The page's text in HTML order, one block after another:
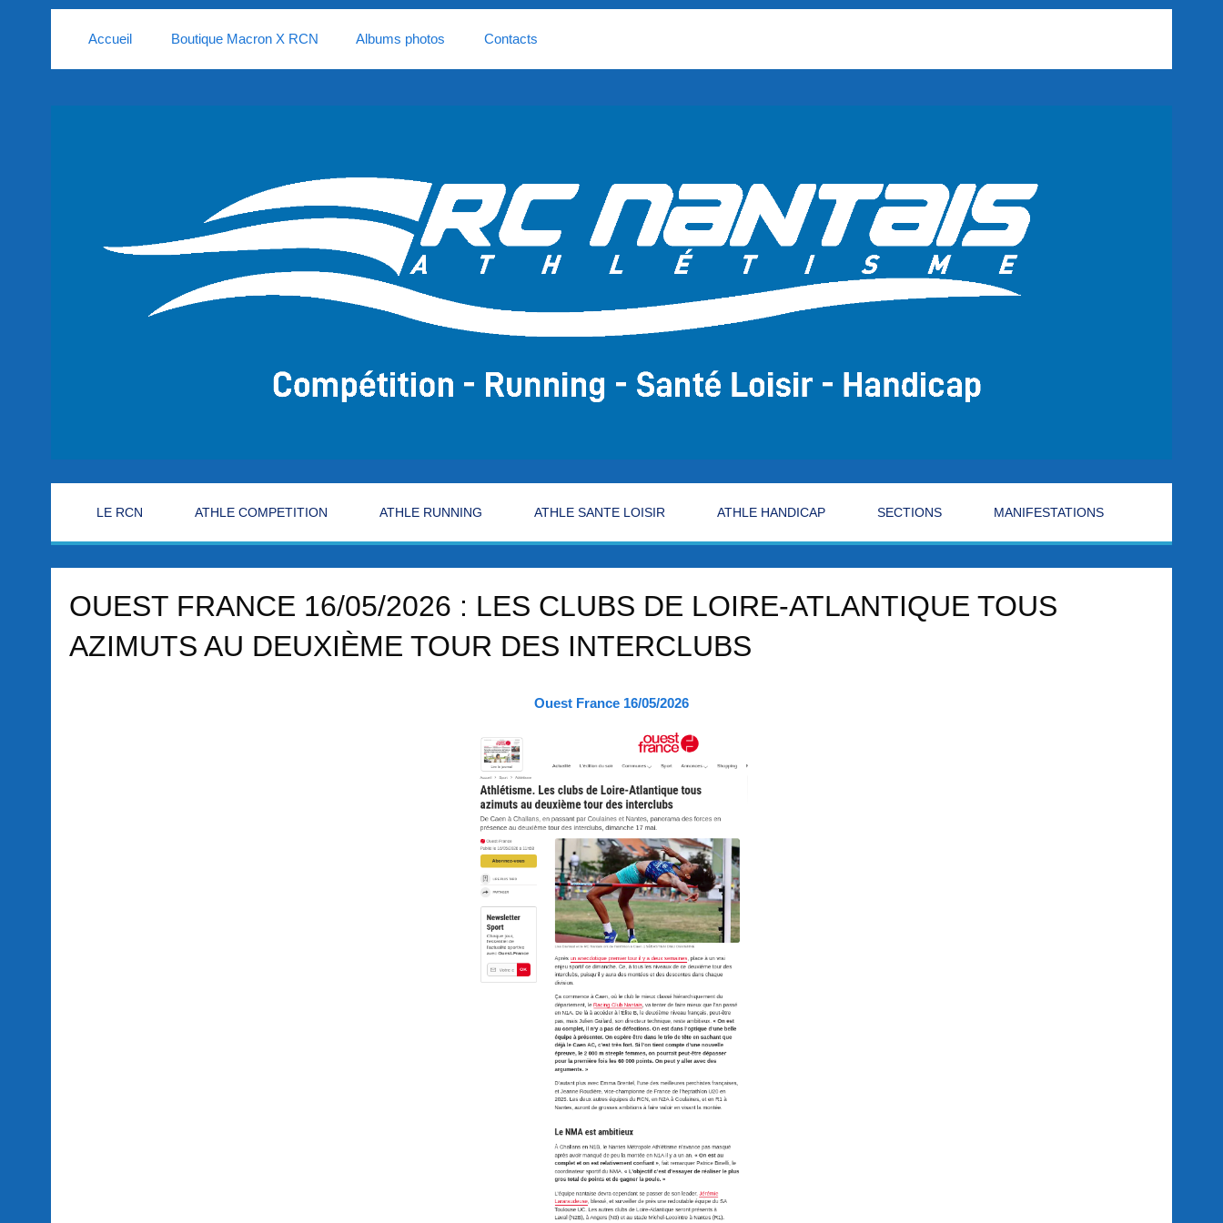
Accueil Boutique Macron X RCN Albums photos Contacts
LE RCN ATHLE COMPETITION ATHLE RUNNING ATHLE SANTE LOISIR ATHLE HANDICAP SECTIONS MANIFESTATIONS
OUEST FRANCE 16/05/2026 : LES CLUBS DE LOIRE-ATLANTIQUE TOUS
AZIMUTS AU DEUXIÈME TOUR DES INTERCLUBS
Ouest France 16/05/2026